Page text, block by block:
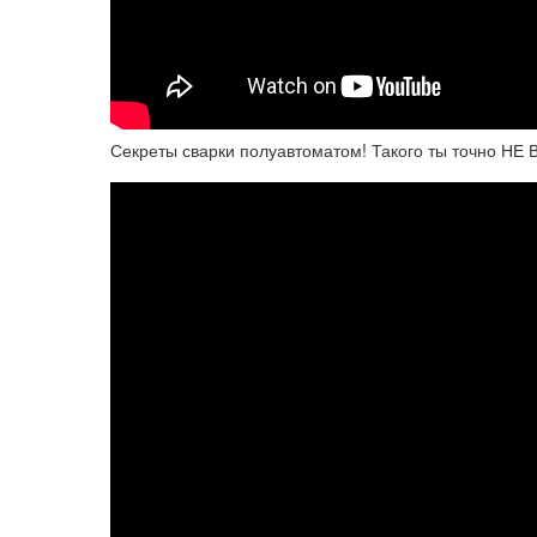
Секреты сварки полуавтоматом! Такого ты точно НЕ